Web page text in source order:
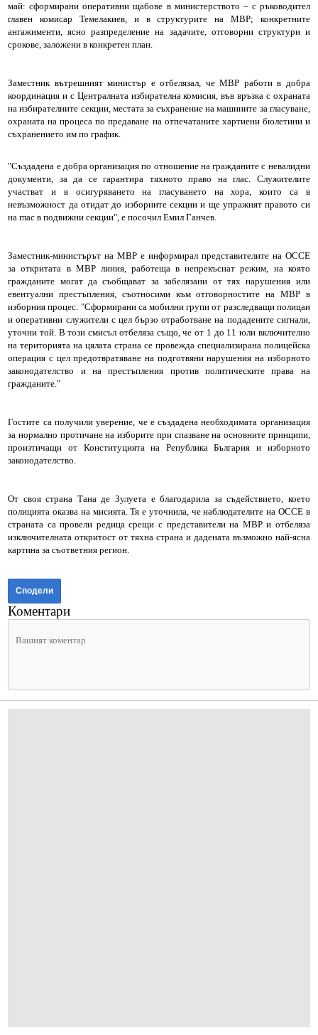
май: сформирани оперативни щабове в министерството – с ръководител
главен комисар Темелакиев, и в структурите на МВР; конкретните
ангажименти, ясно разпределение на задачите, отговорни структури и
срокове, заложени в конкретен план.
Заместник вътрешният министър е отбелязал, че МВР работи в добра
координация и с Централната избирателна комисия, във връзка с охраната
на избирателните секции, местата за съхранение на машините за гласуване,
охраната на процеса по предаване на отпечатаните хартиени бюлетини и
съхранението им по график.
"Създадена е добра организация по отношение на гражданите с невалидни
документи, за да се гарантира тяхното право на глас. Служителите
участват и в осигуряването на гласуването на хора, които са в
невъзможност да отидат до изборните секции и ще упражнят правото си
на глас в подвижни секции", е посочил Емил Ганчев.
Заместник-министърът на МВР е информирал представителите на ОССЕ
за откритата в МВР линия, работеща в непрекъснат режим, на която
гражданите могат да съобщават за забелязани от тях нарушения или
евентуални престъпления, съотносими към отговорностите на МВР в
изборния процес. "Сформирани са мобилни групи от разследващи полицаи
и оперативни служители с цел бързо отработване на подадените сигнали,
уточни той. В този смисъл отбеляза също, че от 1 до 11 юли включително
на територията на цялата страна се провежда специализирана полицейска
операция с цел предотвратяване на подготвяни нарушения на изборното
законодателство и на престъпления против политическите права на
гражданите."
Гостите са получили уверение, че е създадена необходимата организация
за нормално протичане на изборите при спазване на основните принципи,
произтичащи от Конституцията на Република България и изборното
законодателство.
От своя страна Тана де Зулуета е благодарила за съдействието, което
полицията оказва на мисията. Тя е уточнила, че наблюдателите на ОССЕ в
страната са провели редица срещи с представители на МВР и отбеляза
изключителната откритост от тяхна страна и дадената възможно най-ясна
картина за съответния регион.
Сподели
Коментари